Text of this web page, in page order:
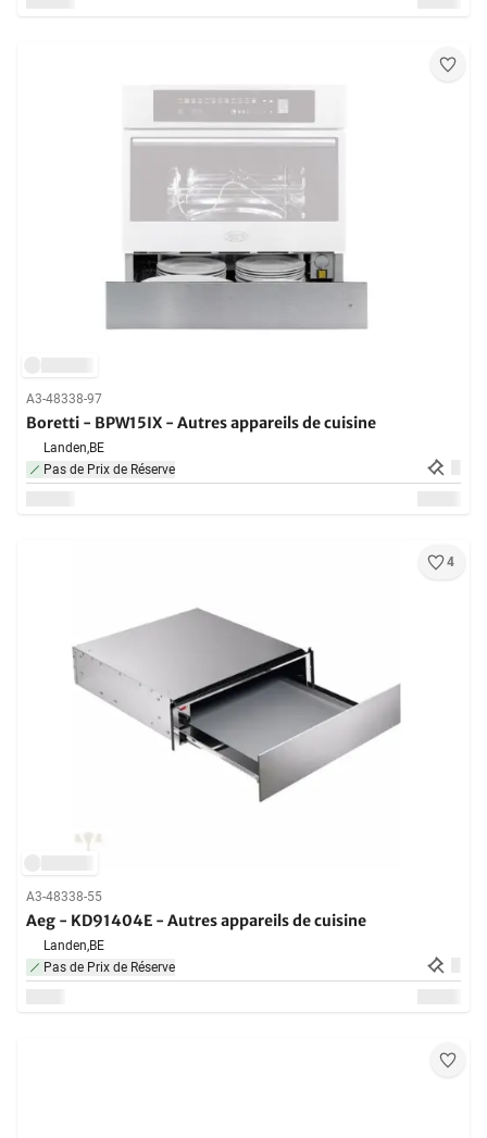
A3-48338-97
Boretti - BPW15IX - Autres appareils de cuisine
Landen,BE
Pas de Prix de Réserve
4
A3-48338-55
Aeg - KD91404E - Autres appareils de cuisine
Landen,BE
Pas de Prix de Réserve